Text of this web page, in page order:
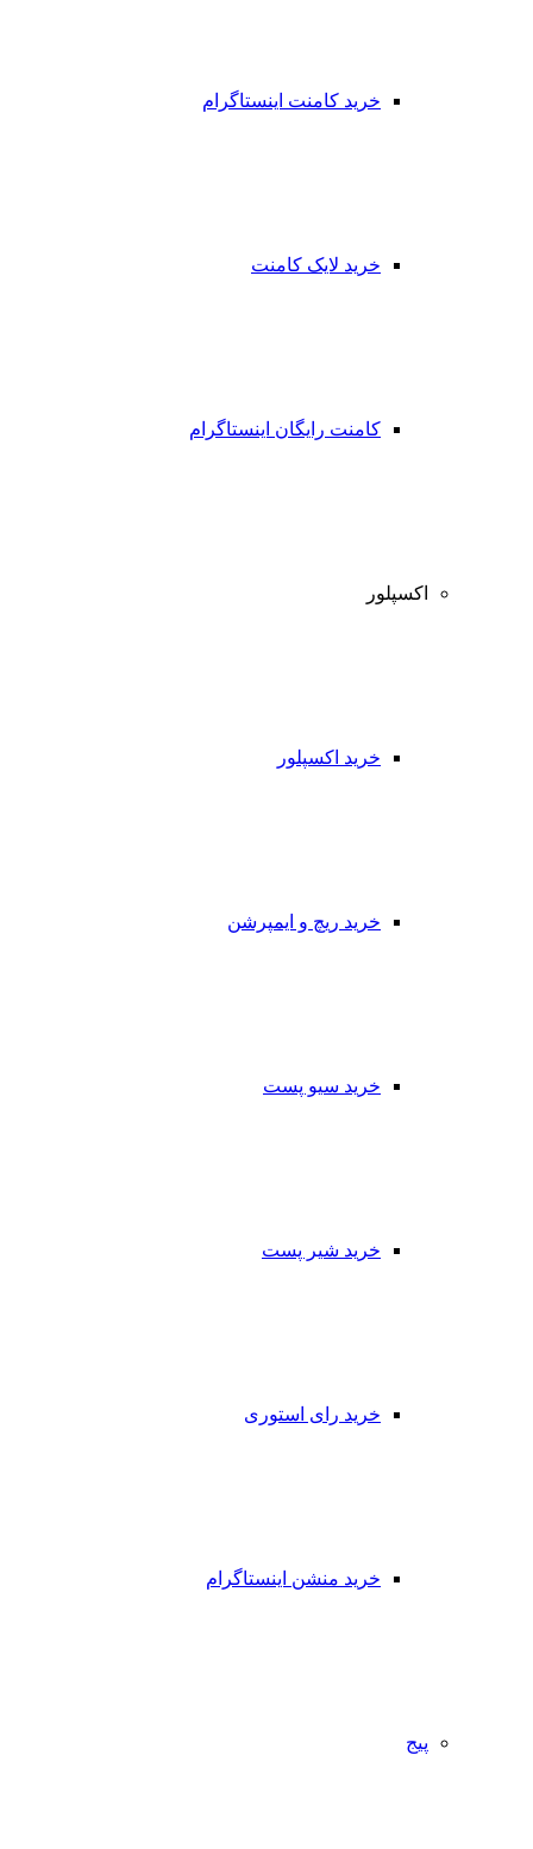
خرید کامنت اینستاگرام
خرید لایک کامنت
کامنت رایگان اینستاگرام
اکسپلور
خرید اکسپلور
خرید ریچ و ایمپرشن
خرید سیو پست
خرید شیر پست
خرید رای استوری
خرید منشن اینستاگرام
پیج